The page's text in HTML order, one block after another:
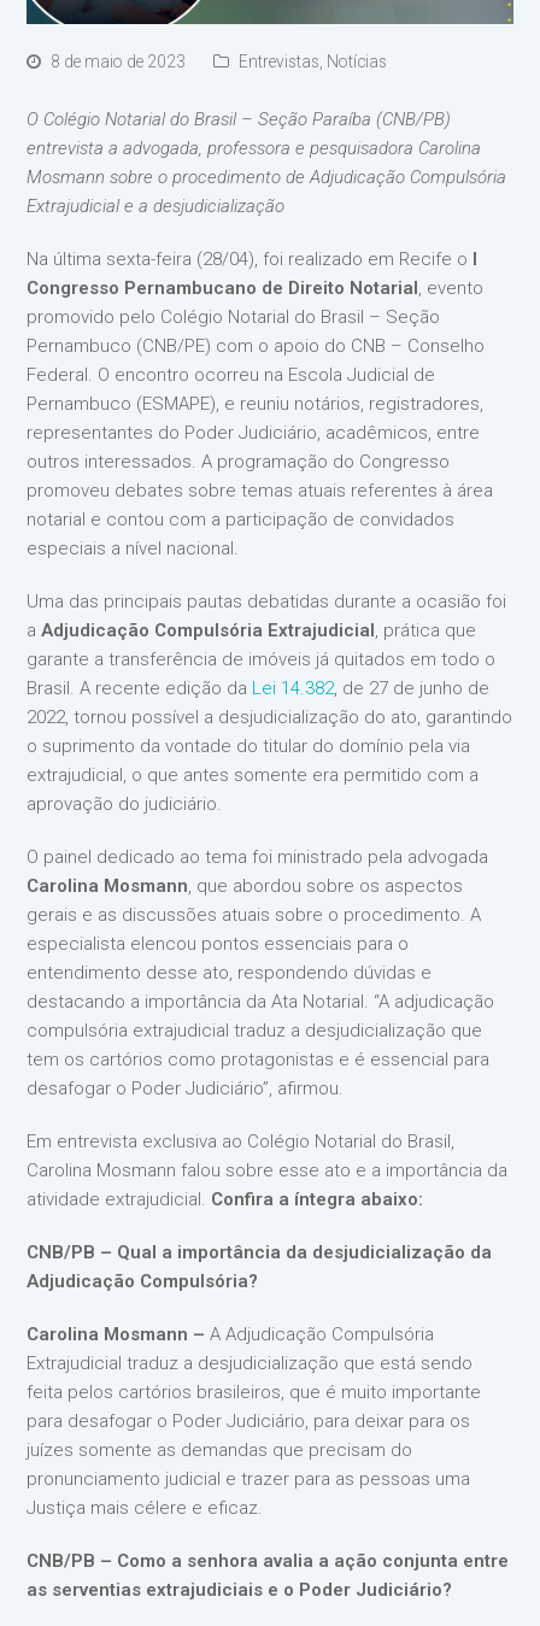
8 de maio de 2023 Entrevistas, Notícias
O Colégio Notarial do Brasil – Seção Paraíba (CNB/PB)
entrevista a advogada, professora e pesquisadora Carolina
Mosmann sobre o procedimento de Adjudicação Compulsória
Extrajudicial e a desjudicialização
Na última sexta-feira (28/04), foi realizado em Recife o I
Congresso Pernambucano de Direito Notarial, evento
promovido pelo Colégio Notarial do Brasil – Seção
Pernambuco (CNB/PE) com o apoio do CNB – Conselho
Federal. O encontro ocorreu na Escola Judicial de
Pernambuco (ESMAPE), e reuniu notários, registradores,
representantes do Poder Judiciário, acadêmicos, entre
outros interessados. A programação do Congresso
promoveu debates sobre temas atuais referentes à área
notarial e contou com a participação de convidados
especiais a nível nacional.
Uma das principais pautas debatidas durante a ocasião foi
aAdjudicação Compulsória Extrajudicial, prática que
garante a transferência de imóveis já quitados em todo o
Brasil. A recente edição da Lei 14.382, de 27 de junho de
2022, tornou possível a desjudicialização do ato, garantindo
o suprimento da vontade do titular do domínio pela via
extrajudicial, o que antes somente era permitido com a
aprovação do judiciário.
O painel dedicado ao tema foi ministrado pela advogada
Carolina Mosmann, que abordou sobre os aspectos
gerais e as discussões atuais sobre o procedimento. A
especialista elencou pontos essenciais para o
entendimento desse ato, respondendo dúvidas e
destacando a importância da Ata Notarial. “A adjudicação
compulsória extrajudicial traduz a desjudicialização que
tem os cartórios como protagonistas e é essencial para
desafogar o Poder Judiciário”, afirmou.
Em entrevista exclusiva ao Colégio Notarial do Brasil,
Carolina Mosmann falou sobre esse ato e a importância da
atividade extrajudicial. Confira a íntegra abaixo:
CNB/PB – Qual a importância da desjudicialização da
Adjudicação Compulsória?
Carolina Mosmann –A Adjudicação Compulsória
Extrajudicial traduz a desjudicialização que está sendo
feita pelos cartórios brasileiros, que é muito importante
para desafogar o Poder Judiciário, para deixar para os
juízes somente as demandas que precisam do
pronunciamento judicial e trazer para as pessoas uma
Justiça mais célere e eficaz.
CNB/PB – Como a senhora avalia a ação conjunta entre
as serventias extrajudiciais e o Poder Judiciário?